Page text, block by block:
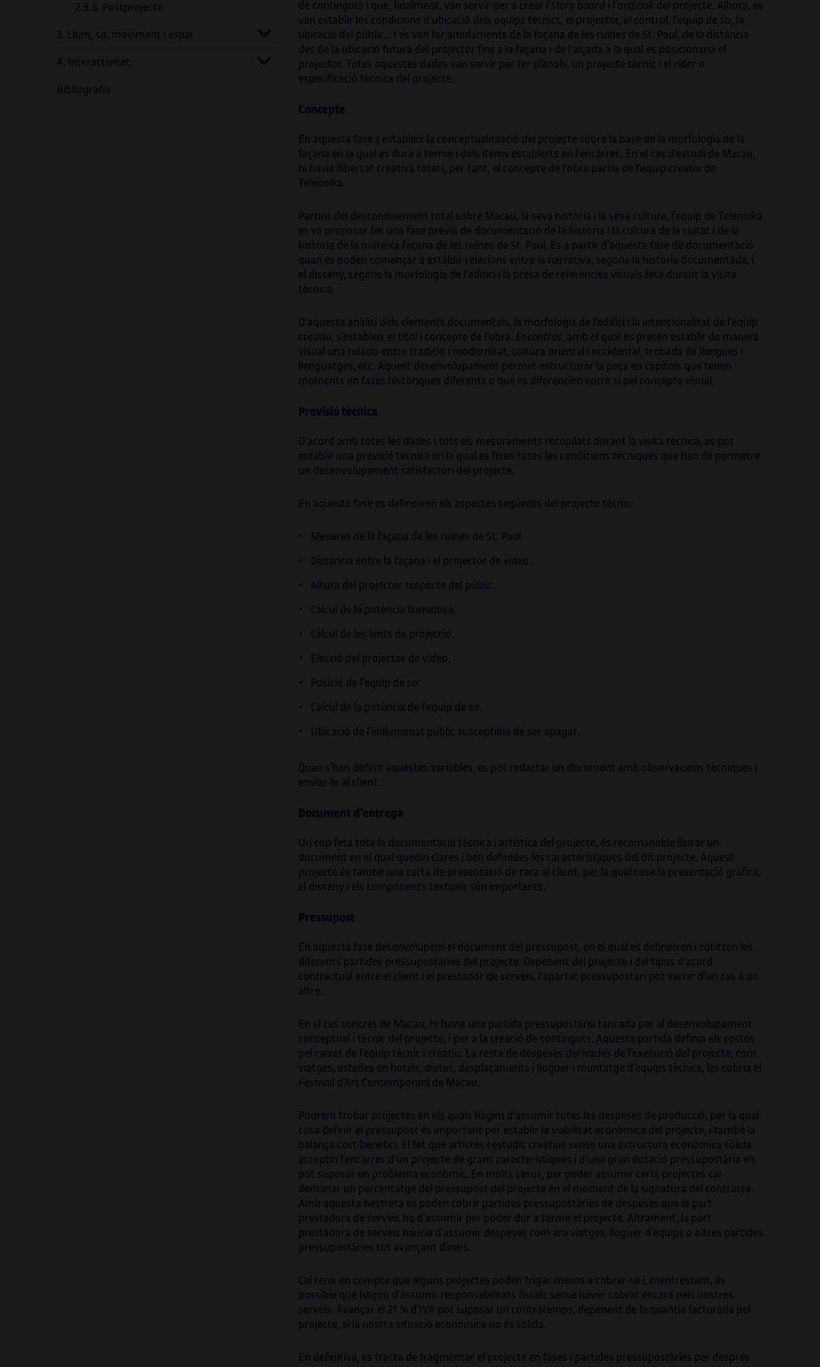
2.9.5. Postprojecte
3. Llum, so, moviment i espai
4. Interactivitat
Bibliografia
de continguts i que, finalment, van servir per a crear l’story board i l’artbook del projecte. Alhora, es
van establir les condicions d’ubicació dels equips tècnics, el projector, el control, l’equip de so, la
ubicació del públic… I es van fer amidaments de la façana de les ruïnes de St. Paul, de la distància
des de la ubicació futura del projector fins a la façana i de l’alçada a la qual es posicionaria el
projector. Totes aquestes dades van servir per fer plànols, un projecte tècnic i el rider o
especificació tècnica del projecte.
Concepte
En aquesta fase s’estableix la conceptualització del projecte sobre la base de la morfologia de la
façana en la qual es durà a terme i dels ítems establerts en l’encàrrec. En el cas d’estudi de Macau,
hi havia llibertat creativa total i, per tant, el concepte de l’obra partia de l’equip creatiu de
Telenoika.
Partint del desconeixement total sobre Macau, la seva història i la seva cultura, l’equip de Telenoika
es va proposar fer una fase prèvia de documentació de la història i la cultura de la ciutat i de la
història de la mateixa façana de les ruïnes de St. Paul. És a partir d’aquesta fase de documentació
quan es poden començar a establir relacions entre la narrativa, segons la història documentada, i
el disseny, segons la morfologia de l’edifici i la presa de referències visuals feta durant la visita
tècnica.
D’aquesta anàlisi dels elements documentals, la morfologia de l’edifici i la intencionalitat de l’equip
creatiu, s’estableix el títol i concepte de l’obra: Encontros , amb el qual es pretén establir de manera
visual una relació entre tradició i modernitat, cultura oriental i occidental, trobada de llengües i
llenguatges, etc. Aquest desenvolupament permet estructurar la peça en capítols que tenen
moments en fases històriques diferents o que es diferencien entre si pel concepte visual.
Previsió tècnica
D’acord amb totes les dades i tots els mesuraments recopilats durant la visita tècnica, es pot
establir una previsió tècnica en la qual es fixen totes les condicions tècniques que han de permetre
un desenvolupament satisfactori del projecte.
En aquesta fase es defineixen els aspectes següents del projecte tècnic:
Mesures de la façana de les ruïnes de St. Paul.
Distància entre la façana i el projector de vídeo.
Altura del projector respecte del públic.
Càlcul de la potència lluminosa.
Càlcul de les lents de projecció.
Elecció del projector de vídeo.
Posició de l’equip de so.
Càlcul de la potència de l’equip de so.
Ubicació de l’enllumenat públic susceptible de ser apagat.
Quan s’han definit aquestes variables, es pot redactar un document amb observacions tècniques i
enviar-lo al client.
Document d’entrega
Un cop feta tota la documentació tècnica i artística del projecte, és recomanable lliurar un
document en el qual quedin clares i ben definides les característiques del dit projecte. Aquest
projecte és també una carta de presentació de cara al client, per la qual cosa la presentació gràfica,
el disseny i els components textuals són importants.
Pressupost
En aquesta fase desenvolupem el document del pressupost, en el qual es defineixen i cotitzen les
diferents partides pressupostàries del projecte. Depenent del projecte i del tipus d’acord
contractual entre el client i el prestador de serveis, l’apartat pressupostari pot variar d’un cas a un
altre.
En el cas concret de Macau, hi havia una partida pressupostària tancada per al desenvolupament
conceptual i tècnic del projecte, i per a la creació de continguts. Aquesta partida definia els costos
pel caixet de l’equip tècnic i creatiu. La resta de despeses derivades de l’execució del projecte, com
viatges, estades en hotels, dietes, desplaçaments i lloguer i muntatge d’equips tècnics, les cobria el
Festival d’Art Contemporani de Macau.
Podrem trobar projectes en els quals hàgim d’assumir totes les despeses de producció, per la qual
cosa definir el pressupost és important per establir la viabilitat econòmica del projecte, i també la
balança cost-benefici. El fet que artistes i estudis creatius sense una estructura econòmica sòlida
acceptin l’encàrrec d’un projecte de grans característiques i d’una gran dotació pressupostària els
pot suposar un problema econòmic. En molts casos, per poder assumir certs projectes cal
demanar un percentatge del pressupost del projecte en el moment de la signatura del contracte.
Amb aquesta bestreta es poden cobrir partides pressupostàries de despeses que la part
prestadora de serveis ha d’assumir per poder dur a terme el projecte. Altrament, la part
prestadora de serveis hauria d’assumir despeses com ara viatges, lloguer d’equips o altres partides
pressupostàries tot avançant diners.
Cal tenir en compte que alguns projectes poden trigar mesos a cobrar-se i, mentrestant, és
possible que hàgim d’assumir responsabilitats fiscals sense haver cobrat encara pels nostres
serveis. Avançar el 21 % d’IVA pot suposar un contratemps, depenent de la quantia facturada pel
projecte, si la nostra situació econòmica no és sòlida.
En definitiva, es tracta de fragmentar el projecte en fases i partides pressupostàries per després